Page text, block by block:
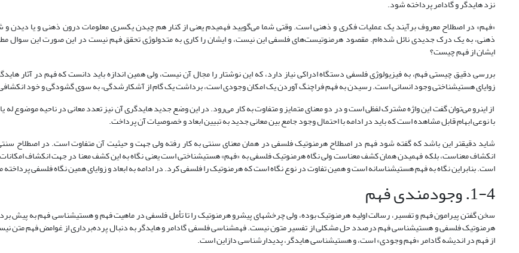
نزد هایدگر و گادامر پرداخته شود.
«فهم» در اصطلاح معروف برآیند یک عملیات فکری و ذهنی است. وقتی شما می‌گویید فهمیدم یعنی از کنار هم چیدن یکسری معلومات درون ذهنی و یا دیدن و
ذهنی، به یک درک جدیدی نائل شده‌ام. مقصود هرمنوتیست‌های فلسفی این نیست، و ایشان را کاری به متدولوژی تحقق فهم نیست در این صورت این سوال
ایشان از فهم چیست؟
بررسی دقیق چیستی فهم، به فیزیولوژی فلسفی دستگاه ادراکی نیاز دارد، که این نوشتار را مجال آن نیست، ولی همین اندازه باید دانست که فهم در آثار
زوایای هستی‏شناختی وجود انسانی است. رسیدن به فهم فراچنگ آوردن یک امکان وجودی است، برداشت یک گام از آشکارشدگی، به سوی گشودگی و خود
از این‏رو می‌توان گفت این واژه مشترک لفظی است و در دو معنای متمایز و متفاوت به کار می‌رود. در این وضع جدید هایدگری آن نیز تعدد معانی در ناحیه موضوع له
با نوعی ابهام قابل مشاهده است که باید در ادامه با احتمال وجود جامع بین معانی جدید به تبیین ابعاد و خصوصیات آن پرداخت.
شاید دقیق‏تر این باشد که گفته شود فهم در اصطلاح هرمنوتیک فلسفی در همان معنای سنتی به کار رفته ولی جهت و حیثیت آن متفاوت است. در اصطلاح
انکشاف معناست، بلکه فهمیدن همان کشف معناست ولی نگاه هرمنوتیک فلسفی به «فهم» هستی‏شناختی است یعنی نگاه به این کشف معنا در جهت انکشاف
است. بنابراین نگاه به فهم هستی‏شناسانه است و همین تفاوت در نوع نگاه است که هرمنوتیک را فلسفی کرد. در ادامه به ابعاد و زوایای همین نگاه فلسفی
1-4. وجودمندی فهم
سخن گفتن پیرامون فهم و تفسیر، رسالت اولیه هرمنوتیک بوده، ولی چرخش‏های پیش‏رو هرمنوتیک را تا تأمل فلسفی در ماهیت فهم و هستی‏شناسی فهم به پیش
هرمنوتیک فلسفی و هستی‏شناسی فهم درصدد حل مشکلی از تفسیر متون نیست. فهم‏شناسی فلسفی گادامر و هایدگر به دنبال پرده‌برداری از غوامض فهم متن
از فهم در اندیشه گادامر «فهم وجودی» است، و هستی‏شناسی هایدگر، پدیدارشناسی دازاین است.